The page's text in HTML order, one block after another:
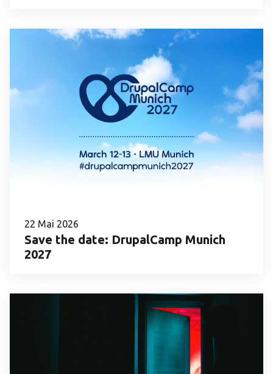
22 Mai 2026
Save the date: DrupalCamp Munich
2027